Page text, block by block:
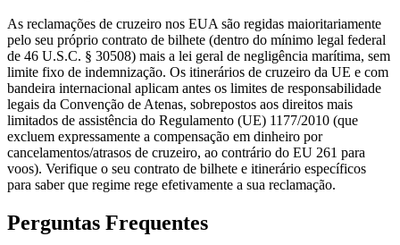
As reclamações de cruzeiro nos EUA são regidas maioritariamente
pelo seu próprio contrato de bilhete (dentro do mínimo legal federal
de 46 U.S.C. § 30508) mais a lei geral de negligência marítima, sem
limite fixo de indemnização. Os itinerários de cruzeiro da UE e com
bandeira internacional aplicam antes os limites de responsabilidade
legais da Convenção de Atenas, sobrepostos aos direitos mais
limitados de assistência do Regulamento (UE) 1177/2010 (que
excluem expressamente a compensação em dinheiro por
cancelamentos/atrasos de cruzeiro, ao contrário do EU 261 para
voos). Verifique o seu contrato de bilhete e itinerário específicos
para saber que regime rege efetivamente a sua reclamação.
Perguntas Frequentes